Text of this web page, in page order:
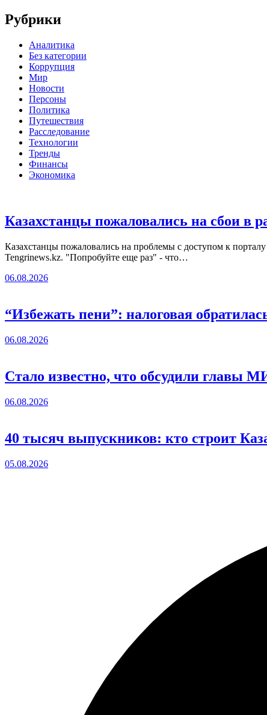
Рубрики
Аналитика
Без категории
Коррупция
Мир
Новости
Персоны
Политика
Путешествия
Расследование
Технологии
Тренды
Финансы
Экономика
Казахстанцы пожаловались на сбои в
Казахстанцы пожаловались на проблемы с доступом к
Tengrinews.kz. "Попробуйте еще раз" - что…
06.08.2026
“Избежать пени”: налоговая
06.08.2026
Стало известно, что обсудили главы
06.08.2026
40 тысяч выпускников: кто строит
05.08.2026